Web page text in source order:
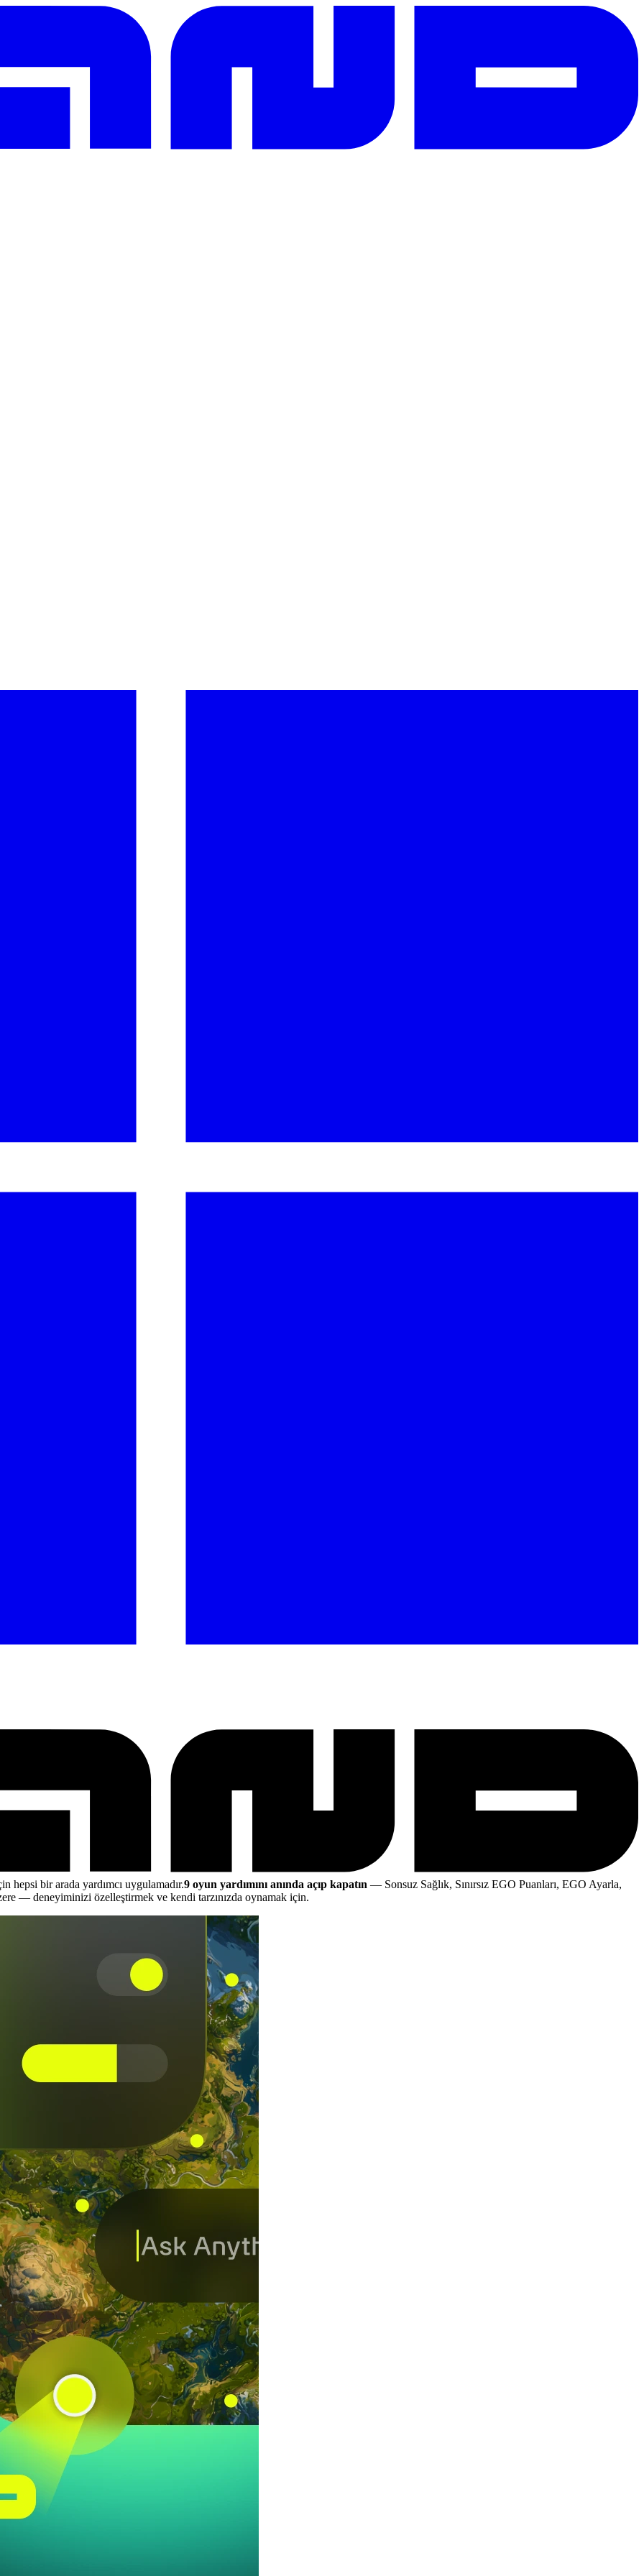
hepsi bir arada yardımcı uygulamadır.9 oyun yardımını anında açıp kapatın — Sonsuz Sağlık, Sınırsız EGO Puanları, EGO Ayarla,
— deneyiminizi özelleştirmek ve kendi tarzınızda oynamak için.